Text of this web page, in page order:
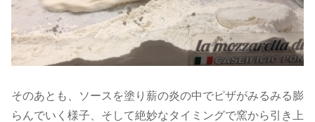
そのあとも、ソースを塗り薪の炎の中でピザがみるみる膨
らんでいく様子、そして絶妙なタイミングで窯から引き上